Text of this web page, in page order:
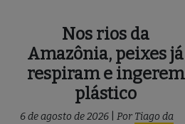
Nos rios da
Amazônia, peixes já
respiram e ingerem
plástico
6 de agosto de 2026 Por Tiago da